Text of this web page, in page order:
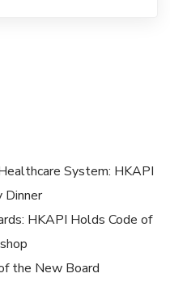
System: HKAPI
Dinner
HKAPI Holds Code of
the New Board